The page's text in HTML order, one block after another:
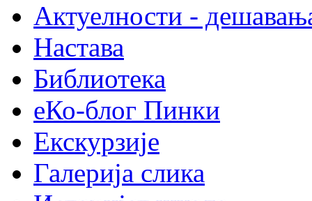
Актуелности -
Настава
Библиотека
еКо-блог Пинки
Екскурзије
Галерија слика